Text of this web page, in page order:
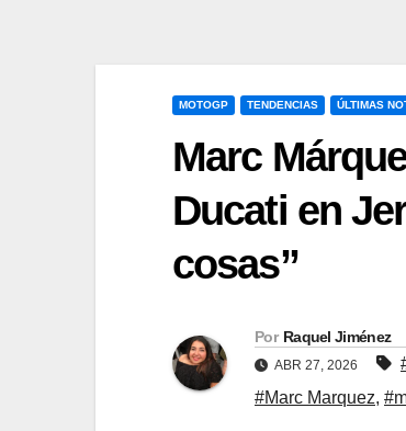
MOTOGP TENDENCIAS ÚLTIMAS
Marc
Ducati en
cosas”
Por Raquel Jiménez
ABR 27, 2026
#Marc Marquez,